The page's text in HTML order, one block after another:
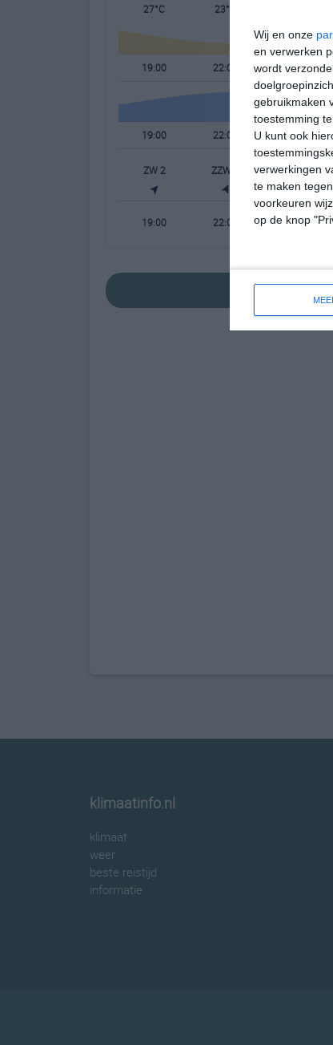
Wij en onze
en verwerken
wordt
gebruikmaken
toestemming
U kunt ook
verwerkingen
te maken
voorkeuren
op de knop
27°C 23°C
19:00 22:00 01:00
19:00 22:00 01:00
ZW 2 ZZW 2 WZW 2
19:00 22:00 01:00
bekijk de
klimaatinfo.nl
klimaat
weer
beste reistijd
informatie